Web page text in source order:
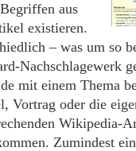
aus
existieren.
– was um so
Nachschlagewerk
mit einem Thema
Vortrag oder die
Wikipedia-
Zumindest